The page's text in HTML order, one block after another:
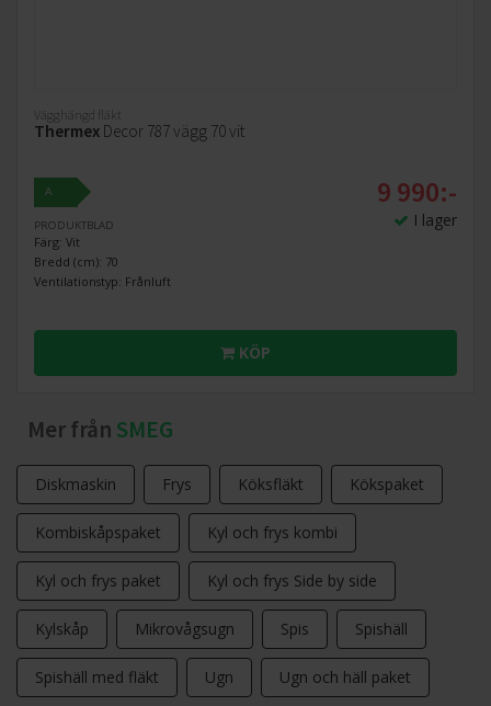
Vägghängd fläkt
Thermex Decor 787 vägg 70 vit
A
PRODUKTBLAD
Färg: Vit
Bredd (cm): 70
Ventilationstyp: Frånluft
9 990:-
I lager
KÖP
Mer från SMEG
Diskmaskin Frys Köksfläkt Kökspaket
Kombiskåpspaket Kyl och frys kombi
Kyl och frys paket Kyl och frys Side by side
Kylskåp Mikrovågsugn Spis Spishäll
Spishäll med fläkt Ugn Ugn och häll paket